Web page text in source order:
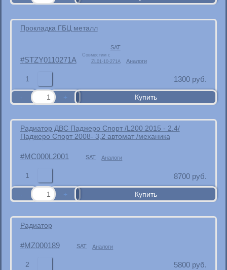
Прокладка ГБЦ металл
STZY0110271A
SAT
Совместим с
ZL01-10-271A
Аналоги
1 1300 руб.
Радиатор ДВС Паджеро Спорт /L200 2015 - 2.4/
Паджеро Спорт 2008- 3,2 автомат /механика
MC000L2001 SAT Аналоги
1 8700 руб.
Радиатор
MZ000189 SAT Аналоги
2 5800 руб.